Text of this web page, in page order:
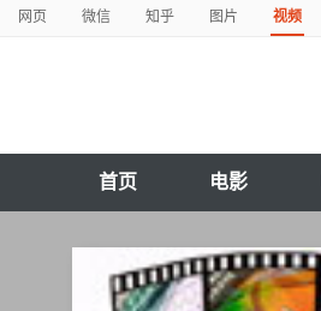
网页 微信 知乎 图片 视频
首页 电影